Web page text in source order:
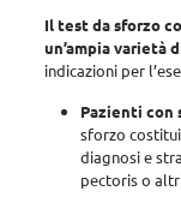
Il test da sforzo
un’ampia varietà
indicazioni per
Pazienti con
sforzo
diagnosi e
pectoriso altri